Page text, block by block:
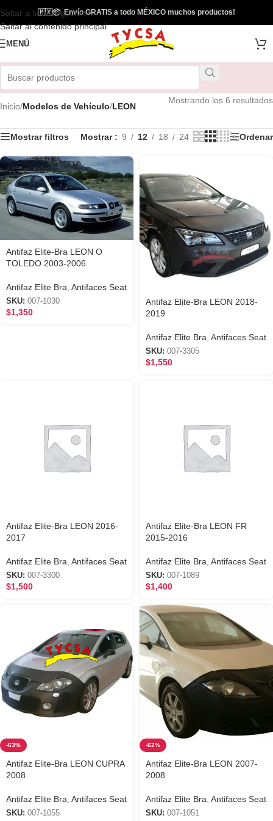
Saltar a la navegación
Saltar al contenido principal
🇲🇽📦Envío GRATIS a todo MÉXICO muchos productos!
MENÚ
Inicio/Modelos de Vehículo/LEON
Mostrando los 6 resultados
Mostrar filtros Mostrar 9 12 18 24 Ordenar
Antifaz Elite-Bra LEON O
TOLEDO 2003-2006
Antifaz Elite Bra Antifaces Seat
SKU: 007-1030
$1,350
Antifaz Elite-Bra LEON 2018-
2019
Antifaz Elite Bra Antifaces Seat
SKU: 007-3305
$1,550
Antifaz Elite-Bra LEON 2016-
2017
Antifaz Elite Bra Antifaces Seat
SKU: 007-3300
$1,500
Antifaz Elite-Bra LEON FR
2015-2016
Antifaz Elite Bra Antifaces Seat
SKU: 007-1089
$1,400
-63%
Antifaz Elite-Bra LEON CUPRA
2008
Antifaz Elite Bra, Antifaces Seat
SKU: 007-1055
-62%
Antifaz Elite-Bra LEON 2007-
2008
Antifaz Elite Bra, Antifaces Seat
SKU: 007-1051